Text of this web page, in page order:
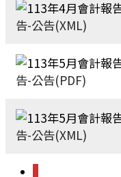
告-公告(XML)
告-公告(PDF)
告-公告(XML)